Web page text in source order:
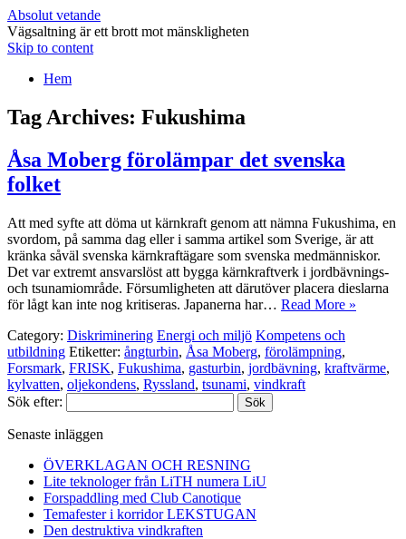
Absolut vetande
Vägsaltning är ett brott mot mänskligheten
Skip to content
Hem
Tag Archives: Fukushima
Åsa Moberg förolämpar det svenska
folket
Att med syfte att döma ut kärnkraft genom att nämna Fukushima, en
svordom, på samma dag eller i samma artikel som Sverige, är att
kränka såväl svenska kärnkraftägare som svenska medmänniskor.
Det var extremt ansvarslöst att bygga kärnkraftverk i jordbävnings-
och tsunamiområde. Försumligheten att därutöver placera dieslarna
för lågt kan inte nog kritiseras. Japanerna har… Read More »
Category: Diskriminering Energi och miljö Kompetens och
utbildning Etiketter: ångturbin, Åsa Moberg, förolämpning,
Forsmark, FRISK, Fukushima, gasturbin, jordbävning, kraftvärme,
kylvatten, oljekondens, Ryssland, tsunami, vindkraft
Sök efter:
Senaste inläggen
ÖVERKLAGAN OCH RESNING
Lite teknologer från LiTH numera LiU
Forspaddling med Club Canotique
Temafester i korridor LEKSTUGAN
Den destruktiva vindkraften